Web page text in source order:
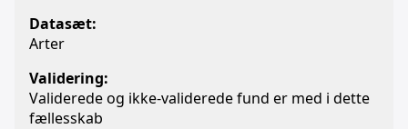
Datasæt:
Arter
Validering:
Validerede og ikke-validerede fund er med i dette
fællesskab